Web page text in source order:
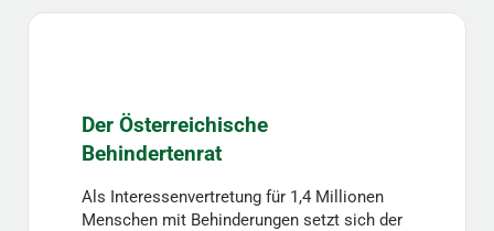
Der Österreichische
Behindertenrat
Als Interessenvertretung für 1,4 Millionen
Menschen mit Behinderungen setzt sich der